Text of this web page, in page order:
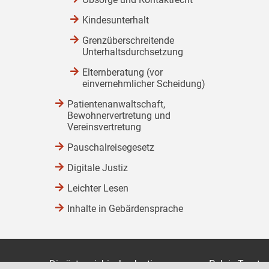
Kindesunterhalt
Grenzüberschreitende
Unterhaltsdurchsetzung
Elternberatung (vor
einvernehmlicher Scheidung)
Patientenanwaltschaft,
Bewohnervertretung und
Vereinsvertretung
Pauschalreisegesetz
Digitale Justiz
Leichter Lesen
Inhalte in Gebärdensprache
Die österreichische Justiz Palais